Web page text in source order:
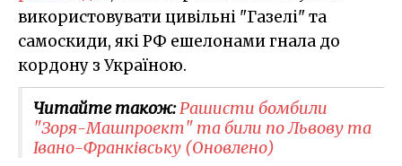
використовувати цивільні "Газелі" та
самоскиди, які РФ ешелонами гнала до
кордону з Україною.
Читайте також:Рашисти бомбили
"Зоря-Машпроект" та били по Львову та
Івано-Франківську (Оновлено)